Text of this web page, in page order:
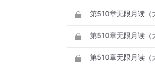
第510章无限月读（
第510章无限月读（
第510章无限月读（